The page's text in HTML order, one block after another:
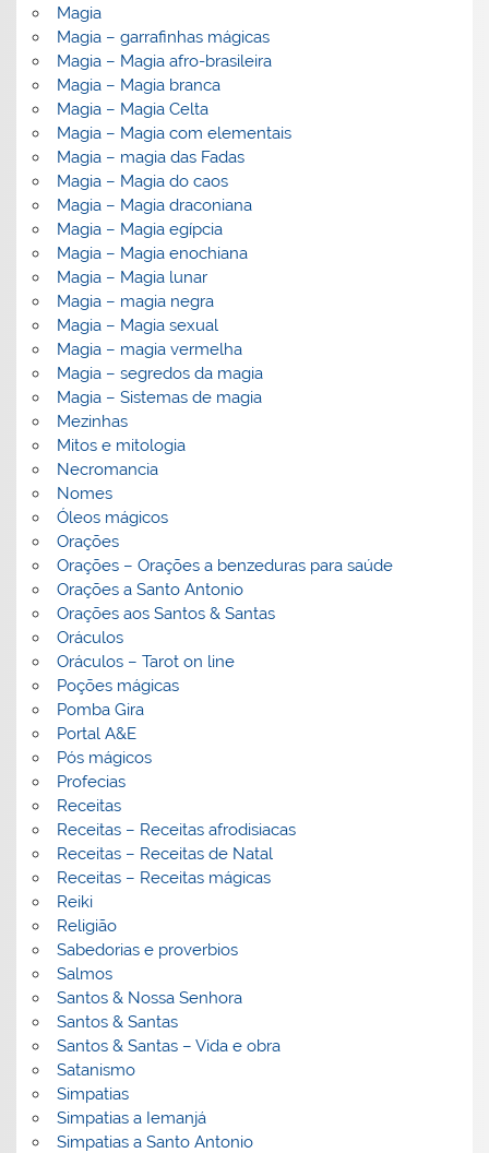
Magia
Magia – garrafinhas mágicas
Magia – Magia afro-brasileira
Magia – Magia branca
Magia – Magia Celta
Magia – Magia com elementais
Magia – magia das Fadas
Magia – Magia do caos
Magia – Magia draconiana
Magia – Magia egípcia
Magia – Magia enochiana
Magia – Magia lunar
Magia – magia negra
Magia – Magia sexual
Magia – magia vermelha
Magia – segredos da magia
Magia – Sistemas de magia
Mezinhas
Mitos e mitologia
Necromancia
Nomes
Óleos mágicos
Orações
Orações – Orações a benzeduras para saúde
Orações a Santo Antonio
Orações aos Santos & Santas
Oráculos
Oráculos – Tarot on line
Poções mágicas
Pomba Gira
Portal A&E
Pós mágicos
Profecias
Receitas
Receitas – Receitas afrodisiacas
Receitas – Receitas de Natal
Receitas – Receitas mágicas
Reiki
Religião
Sabedorias e proverbios
Salmos
Santos & Nossa Senhora
Santos & Santas
Santos & Santas – Vida e obra
Satanismo
Simpatias
Simpatias a Iemanjá
Simpatias a Santo Antonio